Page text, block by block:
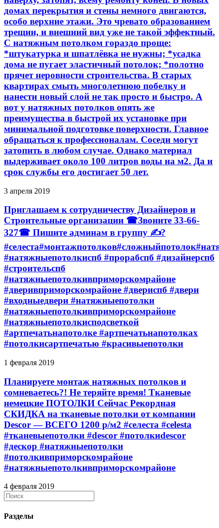
домах перекрытия и стены немного двигаются,
особо верхние этажи. Это чревато образованием
трещин, и внешний вид уже не такой эффектный.
С натяжным потолком гораздо проще:
*штукатурка и шпатлёвка не нужны; *усадка
дома не пугает эластичный потолок; *полотно
прячет неровности строительства. В старых
квартирах смыть многолетнюю побелку и
нанести новый слой не так просто и быстро. А
вот у натяжных потолков опять же
преимущества в быстрой их установке при
минимальной подготовке поверхности. Главное
обращаться к профессионалам. Соседи могут
затопить в любом случае. Однако материал
выдерживает около 100 литров воды на м2. Да и
срок службы его достигает 50 лет.
3 апреля 2019
Приглашаем к сотрудничеству Дизайнеров и
Строительные организации ☎Звоните 33-66-
327☎ Пишите админам в группу ✍?
#натяжныепотолкиспб #прорабспб #дизайнерспб
#строительспб
#натяжныепотолкивприморскомрайоне
#дверивприморскомрайоне #двериспб #двери
#входныедвери #натяжныепотолки
#натяжныепотолкивприморскомрайоне
#натяжныепотолкисподсветкой
#артпечатьнапотолке #артпечатьнапотолках
#потолкисартпечатью #красивыепотолки
1 февраля 2019
Планируете монтаж натяжных потолков и
сомневаетесь?! Не теряйте время! Тканевые
немецкие ПОТОЛКИ Сейчас Рекордная
СКИДКА на тканевые потолки от компании
Descor — ВСЕГО 1200 р/м2 #селеста #celesta
#тканевыепотолки #descor #потолкиdescor
#дескор #натяжныепотолки
#потолкивприморскомрайоне
#натяжныепотолкивприморскомрайоне
4 февраля 2019
Разделы